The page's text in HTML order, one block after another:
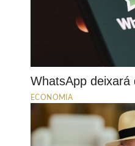
WhatsApp
ECONOMIA